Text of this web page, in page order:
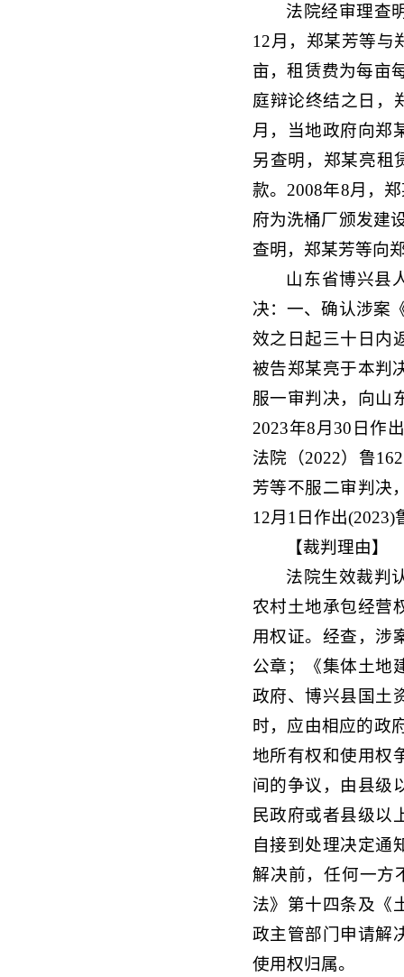
法院经审理查
12月，郑某芳等与
亩，租赁费为每亩
庭辩论终结之日，
月，当地政府向郑
另查明，郑某亮租
款。2008年8月，
府为洗桶厂颁发建
查明，郑某芳等向
山东省博兴县
决：一、确认涉案
效之日起三十日内
被告郑某亮于本判
服一审判决，向山
2023年8月30日作
法院（2022）鲁
芳等不服二审判决
12月1日作出
【裁判理由】
法院生效裁判
农村土地承包经营
用权证。经查，涉
公章；《集体土地
政府、博兴县国土
时，应由相应的政
地所有权和使用权
间的争议，由县级
民政府或者县级以
自接到处理决定通
解决前，任何一方
法》第十四条及《
政主管部门申请解
使用权归属。